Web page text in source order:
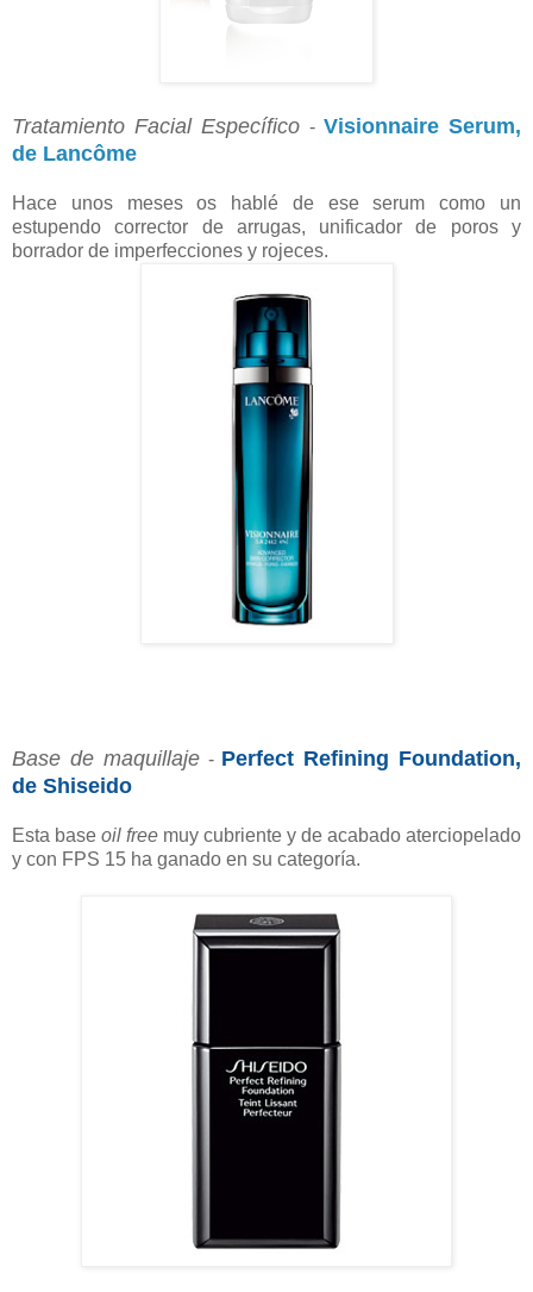
Tratamiento Facial Específico - Visionnaire Serum,
de Lancôme
Hace unos meses os hablé de ese serum como un
estupendo corrector de arrugas, unificador de poros y
borrador de imperfecciones y rojeces.
Base de maquillaje- Perfect Refining Foundation,
de Shiseido
Esta base oil free muy cubriente y de acabado aterciopelado
y con FPS 15 ha ganado en su categoría.